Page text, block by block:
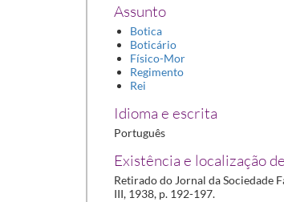
Assunto
Botica
Boticário
Físico-Mor
Regimento
Rei
Idioma e escrita
Português
Existência e localização
Retirado do Jornal da Sociedade
III, 1938, p. 192-197.